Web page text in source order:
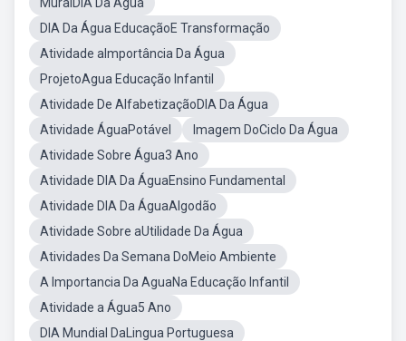
DIA Da Água EducaçãoE Transformação
Atividade aImportância Da Água
ProjetoAgua Educação Infantil
Atividade De AlfabetizaçãoDIA Da Água
Atividade ÁguaPotável
Imagem DoCiclo Da Água
Atividade Sobre Água3 Ano
Atividade DIA Da ÁguaEnsino Fundamental
Atividade DIA Da ÁguaAlgodão
Atividade Sobre aUtilidade Da Água
Atividades Da Semana DoMeio Ambiente
A Importancia Da AguaNa Educação Infantil
Atividade a Água5 Ano
DIA Mundial DaLingua Portuguesa